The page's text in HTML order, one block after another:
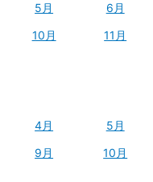
5月
6月
10月
11月
4月
5月
9月
10月